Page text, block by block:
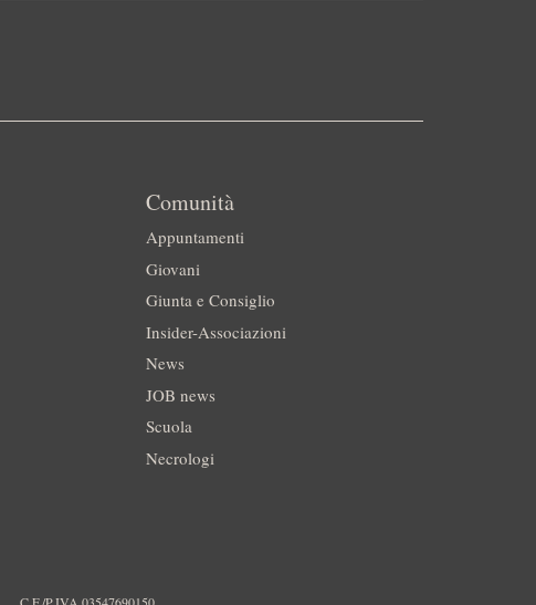
Comunità
Appuntamenti
Giovani
Giunta e Consiglio
Insider-Associazioni
News
JOB news
Scuola
Necrologi
C.F./P.IVA 03547690150